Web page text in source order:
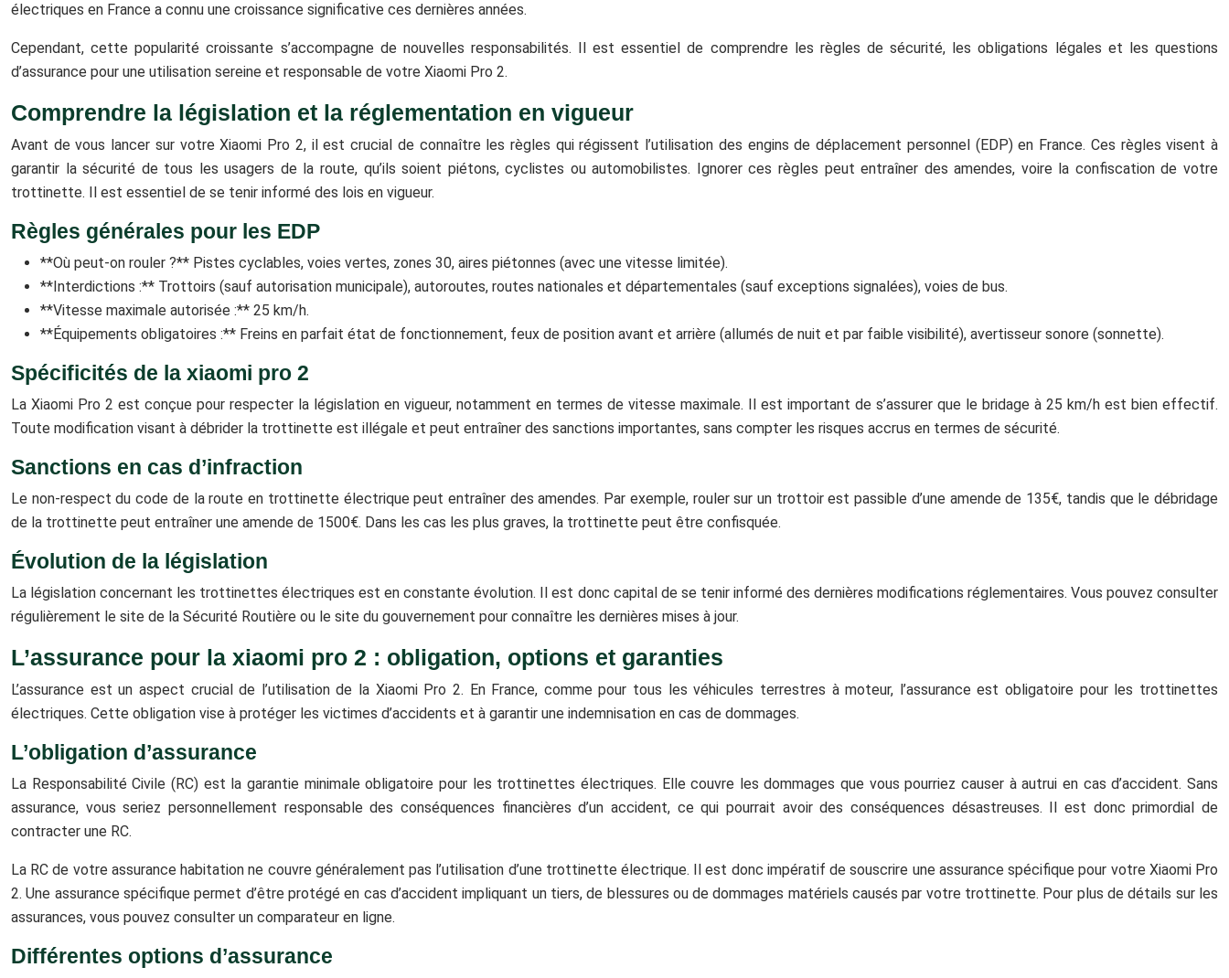
électriques en France a connu une croissance significative ces dernières années.
Cependant, cette popularité croissante s’accompagne de nouvelles responsabilités. Il est essentiel de comprendre les règles de sécurité, les obligations légales et les questions
d’assurance pour une utilisation sereine et responsable de votre Xiaomi Pro 2.
Comprendre la législation et la réglementation en vigueur
Avant de vous lancer sur votre Xiaomi Pro 2, il est crucial de connaître les règles qui régissent l’utilisation des engins de déplacement personnel (EDP) en France. Ces règles visent à
garantir la sécurité de tous les usagers de la route, qu’ils soient piétons, cyclistes ou automobilistes. Ignorer ces règles peut entraîner des amendes, voire la confiscation de votre
trottinette. Il est essentiel de se tenir informé des lois en vigueur.
Règles générales pour les EDP
**Où peut-on rouler ?** Pistes cyclables, voies vertes, zones 30, aires piétonnes (avec une vitesse limitée).
**Interdictions :** Trottoirs (sauf autorisation municipale), autoroutes, routes nationales et départementales (sauf exceptions signalées), voies de bus.
**Vitesse maximale autorisée :** 25 km/h.
**Équipements obligatoires :** Freins en parfait état de fonctionnement, feux de position avant et arrière (allumés de nuit et par faible visibilité), avertisseur sonore (sonnette).
Spécificités de la xiaomi pro 2
La Xiaomi Pro 2 est conçue pour respecter la législation en vigueur, notamment en termes de vitesse maximale. Il est important de s’assurer que le bridage à 25 km/h est bien effectif.
Toute modification visant à débrider la trottinette est illégale et peut entraîner des sanctions importantes, sans compter les risques accrus en termes de sécurité.
Sanctions en cas d’infraction
Le non-respect du code de la route en trottinette électrique peut entraîner des amendes. Par exemple, rouler sur un trottoir est passible d’une amende de 135€, tandis que le débridage
de la trottinette peut entraîner une amende de 1500€. Dans les cas les plus graves, la trottinette peut être confisquée.
Évolution de la législation
La législation concernant les trottinettes électriques est en constante évolution. Il est donc capital de se tenir informé des dernières modifications réglementaires. Vous pouvez consulter
régulièrement le site de la Sécurité Routière ou le site du gouvernement pour connaître les dernières mises à jour.
L’assurance pour la xiaomi pro 2 : obligation, options et garanties
L’assurance est un aspect crucial de l’utilisation de la Xiaomi Pro 2. En France, comme pour tous les véhicules terrestres à moteur, l’assurance est obligatoire pour les trottinettes
électriques. Cette obligation vise à protéger les victimes d’accidents et à garantir une indemnisation en cas de dommages.
L’obligation d’assurance
La Responsabilité Civile (RC) est la garantie minimale obligatoire pour les trottinettes électriques. Elle couvre les dommages que vous pourriez causer à autrui en cas d’accident. Sans
assurance, vous seriez personnellement responsable des conséquences financières d’un accident, ce qui pourrait avoir des conséquences désastreuses. Il est donc primordial de
contracter une RC.
La RC de votre assurance habitation ne couvre généralement pas l’utilisation d’une trottinette électrique. Il est donc impératif de souscrire une assurance spécifique pour votre Xiaomi Pro
2. Une assurance spécifique permet d’être protégé en cas d’accident impliquant un tiers, de blessures ou de dommages matériels causés par votre trottinette. Pour plus de détails sur les
assurances, vous pouvez consulter un comparateur en ligne.
Différentes options d’assurance